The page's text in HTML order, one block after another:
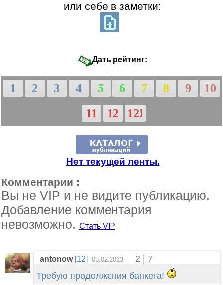
или себе в заметки:
Дать рейтинг:
1 2 3 4 5 6 7 8 9
10
11
12 12!
Нет текущей ленты.
Комментарии :
Вы не VIP и не видите публикацию.
Добавление комментария
невозможно. Стать VIP
antonow[12] 05.02.2013
2 | 7
Требую продолжения банкета!